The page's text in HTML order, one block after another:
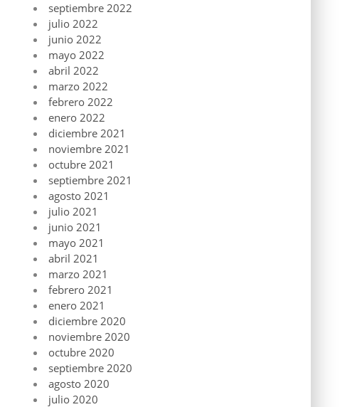
septiembre 2022
julio 2022
junio 2022
mayo 2022
abril 2022
marzo 2022
febrero 2022
enero 2022
diciembre 2021
noviembre 2021
octubre 2021
septiembre 2021
agosto 2021
julio 2021
junio 2021
mayo 2021
abril 2021
marzo 2021
febrero 2021
enero 2021
diciembre 2020
noviembre 2020
octubre 2020
septiembre 2020
agosto 2020
julio 2020